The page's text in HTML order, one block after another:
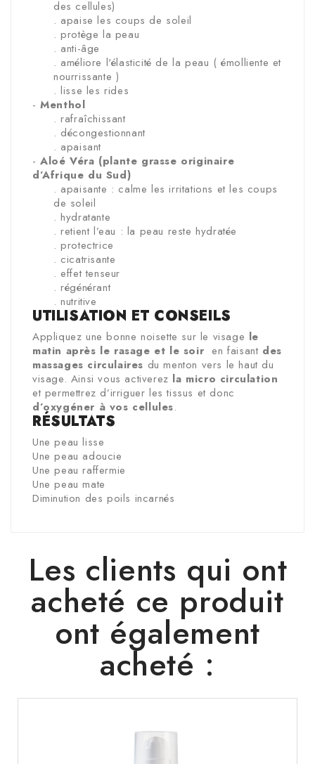
des cellules)
. apaise les coups de soleil
. protège la peau
. anti-âge
. améliore l'élasticité de la peau ( émolliente et
nourrissante )
. lisse les rides
-Menthol
. rafraîchissant
. décongestionnant
. apaisant
-Aloé Véra (plante grasse originaire
d’Afrique du Sud)
. apaisante : calme les irritations et les coups
de soleil
. hydratante
. retient l’eau : la peau reste hydratée
. protectrice
. cicatrisante
. effet tenseur
. régénérant
. nutritive
UTILISATION ET CONSEILS
Appliquez une bonne noisette sur le visage le
matin après le rasage et le soiren faisant des
massages circulaires du menton vers le haut du
visage. Ainsi vous activerez la micro circulation
et permettrez d’irriguer les tissus et donc
d’oxygéner à vos cellules.
RÉSULTATS
Une peau lisse
Une peau adoucie
Une peau raffermie
Une peau mate
Diminution des poils incarnés
Les clients qui ont
acheté ce produit
ont également
acheté :